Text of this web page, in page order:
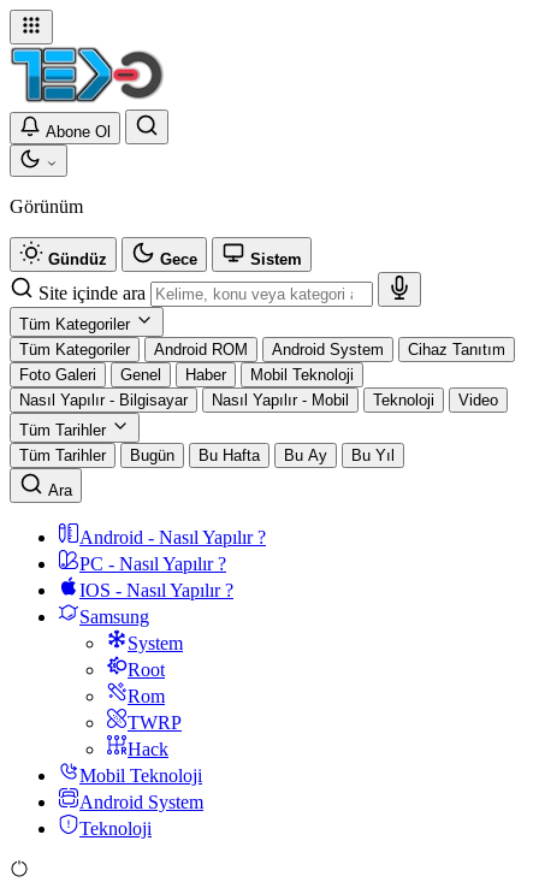
Abone Ol
Görünüm
Gündüz Gece Sistem
Site içinde ara
Tüm Kategoriler
Tüm Kategoriler
Android ROM Android System
Cihaz Tanıtım
Foto Galeri
Genel Haber
Mobil Teknoloji
Nasıl Yapılır - Bilgisayar
Nasıl Yapılır - Mobil Teknoloji
Video
Tüm Tarihler
Tüm Tarihler
Bugün Bu Hafta Bu Ay
Bu Yıl
Ara
Android - Nasıl Yapılır ?
PC - Nasıl Yapılır ?
IOS - Nasıl Yapılır ?
Samsung
System
Root
Rom
TWRP
Hack
Mobil Teknoloji
Android System
Teknoloji